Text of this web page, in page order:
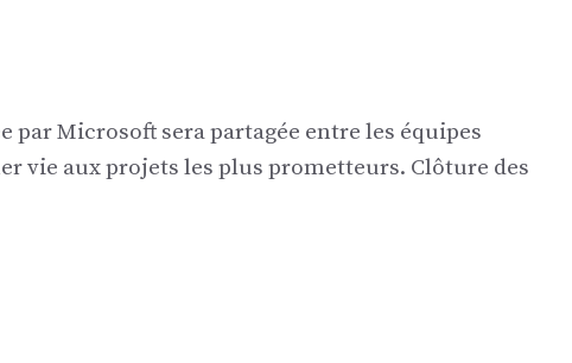
par Microsoft sera partagée entre les équipes
vie aux projets les plus prometteurs. Clôture des